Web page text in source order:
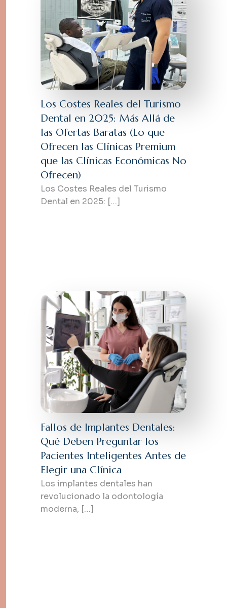
Los Costes Reales del Turismo
Dental en 2025: Más Allá de
las Ofertas Baratas (Lo que
Ofrecen las Clínicas Premium
que las Clínicas Económicas No
Ofrecen)
Los Costes Reales del Turismo
Dental en 2025: […]
Fallos de Implantes Dentales:
Qué Deben Preguntar los
Pacientes Inteligentes Antes de
Elegir una Clínica
Los implantes dentales han
revolucionado la odontología
moderna, […]